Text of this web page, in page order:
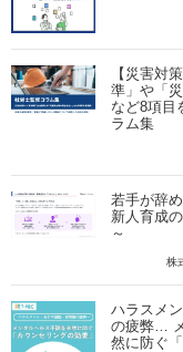
【災害対
準」や「
など8項目
ラム集
若手が辞
新人育成
～
株
ハラスメ
の疲弊…
然に防ぐ